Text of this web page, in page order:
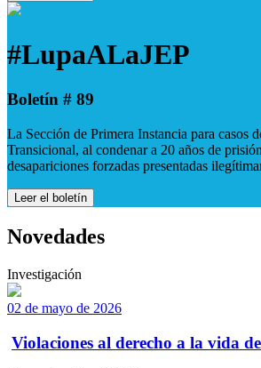
#LupaALaJEP
Boletín # 89
La Sección de Primera Instancia para casos
Transicional, al condenar a 20 años de
desapariciones forzadas presentadas
Leer el boletín
Novedades
Investigación
02 de mayo de 2026
Violaciones al derecho a la vida